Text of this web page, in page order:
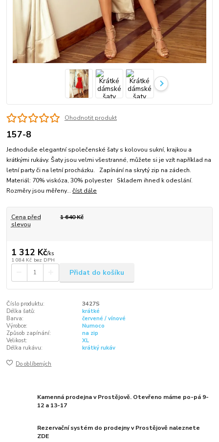
Ohodnotit produkt
157-8
Jednoduše elegantní společenské šaty s kolovou sukní, krajkou a
krátkými rukávy. Šaty jsou velmi všestranné, můžete si je vzít například na
letní party či na letní procházku. Zapínání na skrytý zip na zádech.
Materiál: 70% viskóza, 30% polyester Skladem ihned k odeslání.
Rozměry jsou měřeny...číst dále
Cena před
slevou
1 640 Kč
1 312 Kč/ks
1 084 Kč bez DPH
Přidat do košíku
Číslo produktu:
3427S
Délka šatů:
krátké
Barva:
červené / vínové
Výrobce:
Numoco
Způsob zapínání:
na zip
Velikost:
XL
Délka rukávu:
krátký rukáv
Do oblíbených
Kamenná prodejna v Prostějově. Otevřeno máme po-pá 9-
12 a 13-17
Rezervační systém do prodejny v Prostějově naleznete
ZDE